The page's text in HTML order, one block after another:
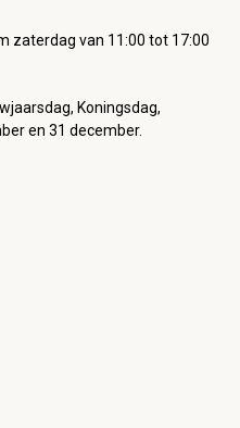
zaterdag van 11:00 tot 17:00
Koningsdag,
en 31 december.